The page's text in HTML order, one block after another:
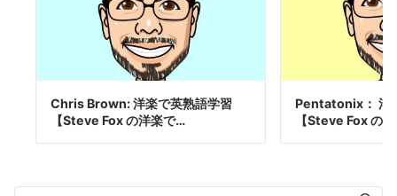
Chris Brown: 洋楽で英熟語学習
【Steve Fox の洋楽で…
Pentatonix： 洋
【Steve Fox の